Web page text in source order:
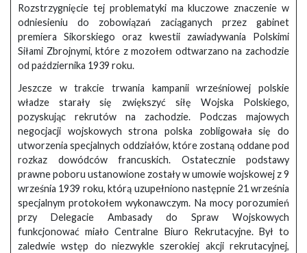
Rozstrzygnięcie tej problematyki ma kluczowe znaczenie w
odniesieniu do zobowiązań zaciąganych przez gabinet
premiera Sikorskiego oraz kwestii zawiadywania Polskimi
Siłami Zbrojnymi, które z mozołem odtwarzano na zachodzie
od października 1939 roku.
Jeszcze w trakcie trwania kampanii wrześniowej polskie
władze starały się zwiększyć siłę Wojska Polskiego,
pozyskując rekrutów na zachodzie. Podczas majowych
negocjacji wojskowych strona polska zobligowała się do
utworzenia specjalnych oddziałów, które zostaną oddane pod
rozkaz dowódców francuskich. Ostatecznie podstawy
prawne poboru ustanowione zostały w umowie wojskowej z 9
września 1939 roku, którą uzupełniono następnie 21 września
specjalnym protokołem wykonawczym. Na mocy porozumień
przy Delegacie Ambasady do Spraw Wojskowych
funkcjonować miało Centralne Biuro Rekrutacyjne. Był to
zaledwie wstęp do niezwykle szerokiej akcji rekrutacyjnej,